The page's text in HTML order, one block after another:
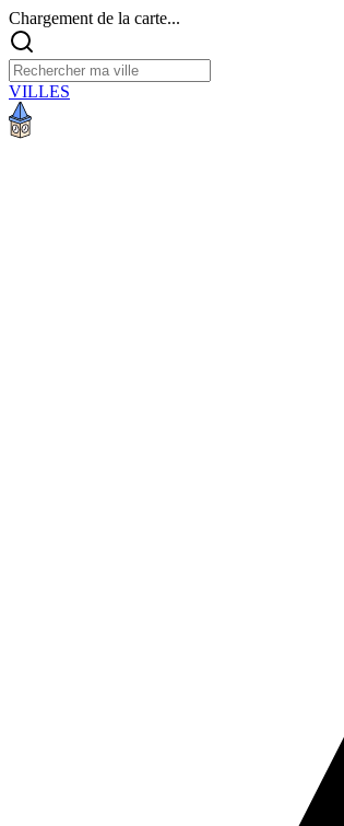
Chargement de la carte...
VILLES